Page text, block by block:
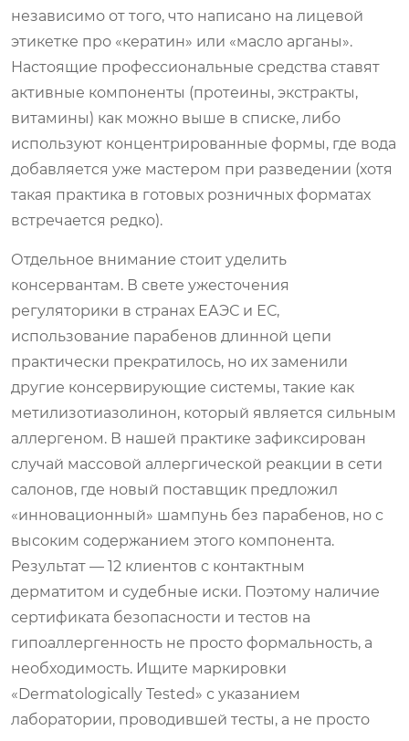
независимо от того, что написано на лицевой
этикетке про «кератин» или «масло арганы».
Настоящие профессиональные средства ставят
активные компоненты (протеины, экстракты,
витамины) как можно выше в списке, либо
используют концентрированные формы, где вода
добавляется уже мастером при разведении (хотя
такая практика в готовых розничных форматах
встречается редко).
Отдельное внимание стоит уделить
консервантам. В свете ужесточения
регуляторики в странах ЕАЭС и ЕС,
использование парабенов длинной цепи
практически прекратилось, но их заменили
другие консервирующие системы, такие как
метилизотиазолинон, который является сильным
аллергеном. В нашей практике зафиксирован
случай массовой аллергической реакции в сети
салонов, где новый поставщик предложил
«инновационный» шампунь без парабенов, но с
высоким содержанием этого компонента.
Результат — 12 клиентов с контактным
дерматитом и судебные иски. Поэтому наличие
сертификата безопасности и тестов на
гипоаллергенность не просто формальность, а
необходимость. Ищите маркировки
«Dermatologically Tested» с указанием
лаборатории, проводившей тесты, а не просто